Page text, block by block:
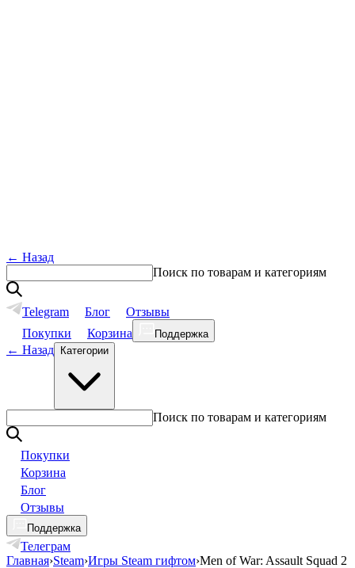
← Назад
Поиск по товарам и категориям
Telegram Блог
Отзывы
Покупки
Корзина Поддержка
← Назад Категории
Поиск по товарам и категориям
Покупки
Корзина
Блог
Отзывы
Поддержка
Телеграм
Главная›Steam›Игры Steam гифтом›Men of War: Assault Squad 2